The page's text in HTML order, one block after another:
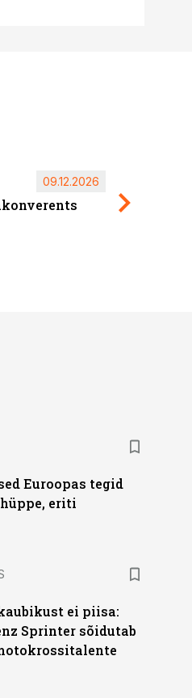
09.12.2026
Euroopas tegid
eriti
ei piisa:
Sprinter sõidutab